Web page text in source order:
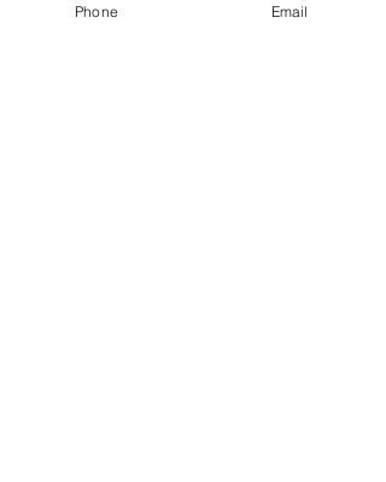
Phone Email